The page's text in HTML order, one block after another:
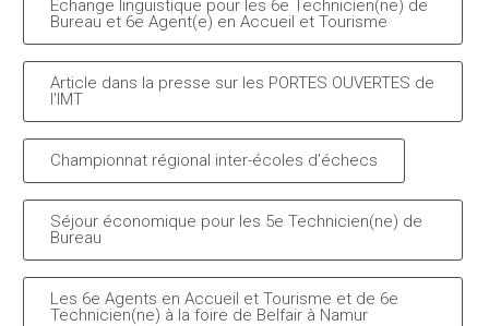
Échange linguistique pour les 6e Technicien(ne) de
Bureau et 6e Agent(e) en Accueil et Tourisme
Article dans la presse sur les PORTES OUVERTES de
l'IMT
Championnat régional inter-écoles d’échecs
Séjour économique pour les 5e Technicien(ne) de
Bureau
Les 6e Agents en Accueil et Tourisme et de 6e
Technicien(ne) à la foire de Belfair à Namur